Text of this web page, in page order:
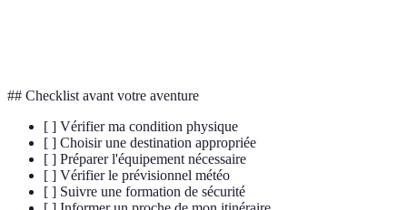
## Checklist avant votre aventure
[ ] Vérifier ma condition physique
[ ] Choisir une destination appropriée
[ ] Préparer l'équipement nécessaire
[ ] Vérifier le prévisionnel météo
[ ] Suivre une formation de sécurité